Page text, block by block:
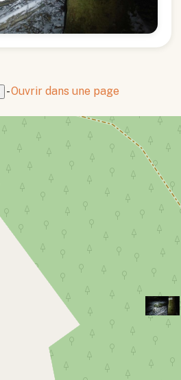
-Ouvrir dans une page